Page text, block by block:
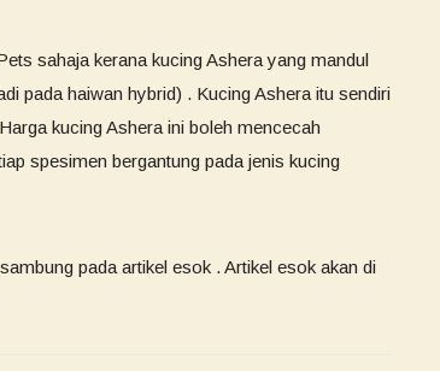
sahaja kerana kucing Ashera yang mandul
pada haiwan hybrid) . Kucing Ashera itu sendiri
kucing Ashera ini boleh mencecah
spesimen bergantung pada jenis kucing
pada artikel esok . Artikel esok akan di